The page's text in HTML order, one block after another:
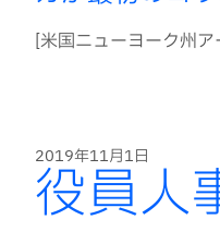
[米国ニューヨーク州
2019年11月1日
役員人